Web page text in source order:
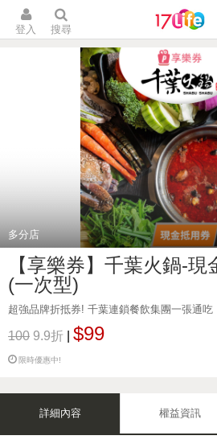
登入 搜尋
多分店
【享樂券】千葉火鍋-
(一次型)
超強品牌折抵券! 千葉連鎖餐飲集團一張通吃
100 9.9折 $99
限時優惠中!
詳細內容 權益資訊